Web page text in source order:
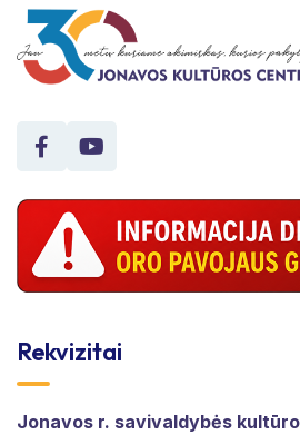
Rekvizitai
Jonavos r. savivaldybės